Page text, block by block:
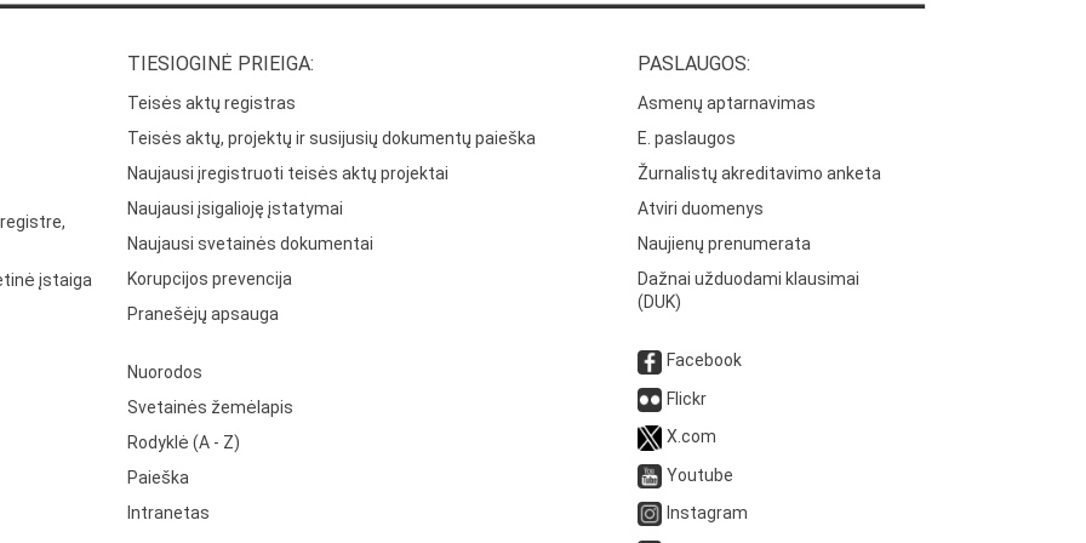
įstaiga
TIESIOGINĖ PRIEIGA:
Teisės aktų registras
Teisės aktų, projektų ir susijusių dokumentų paieška
Naujausi įregistruoti teisės aktų projektai
Naujausi įsigalioję įstatymai
Naujausi svetainės dokumentai
Korupcijos prevencija
Pranešėjų apsauga
Nuorodos
Svetainės žemėlapis
Rodyklė (A - Z)
Paieška
Intranetas
PASLAUGOS:
Asmenų aptarnavimas
E. paslaugos
Žurnalistų akreditavimo anketa
Atviri duomenys
Naujienų prenumerata
Dažnai užduodami klausimai
(DUK)
Facebook
Flickr
X.com
Youtube
Instagram